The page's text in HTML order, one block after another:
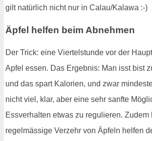
gilt natürlich nicht nur in Calau/Kalawa :-)
Äpfel helfen beim Abnehmen
Der Trick: eine Viertelstunde vor der
Apfel essen. Das Ergebnis: Man isst bist
und das spart Kalorien, und zwar
nicht viel, klar, aber eine sehr sanfte
Essverhalten etwas zu regulieren. Zudem
regelmässige Verzehr von Äpfeln helfen